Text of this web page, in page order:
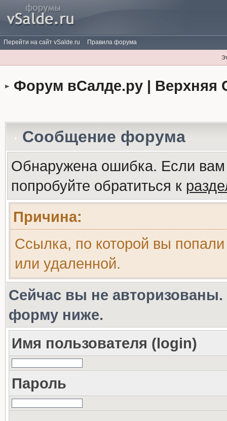
Перейти на сайт vSalde.ru Правила форума
Форум вСалде.ру | Верхняя
Сообщение форума
Обнаружена ошибка. Если
попробуйте обратиться к
Причина:
Ссылка, по которой вы
или удаленной.
Сейчас вы не авторизованы.
форму ниже.
Имя пользователя (login)
Пароль